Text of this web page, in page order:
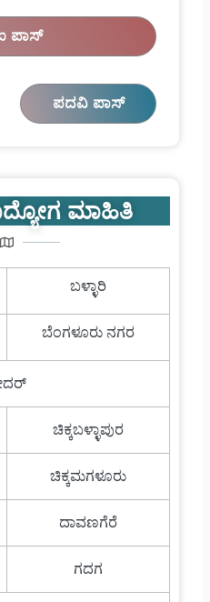
ಪಾಸ್
ಪದವಿ ಪಾಸ್
ಮಾಹಿತಿ
ಬಳ್ಳಾರಿ
ಬೆಂಗಳೂರು ನಗರ
ಚಿಕ್ಕಬಳ್ಳಾಪುರ
ಚಿಕ್ಕಮಗಳೂರು
ದಾವಣಗೆರೆ
ಗದಗ